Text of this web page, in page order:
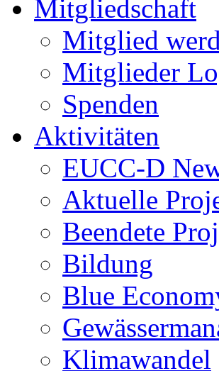
Mitgliedschaft
Mitglied
Mitglieder
Spenden
Aktivitäten
EUCC-D
Aktuelle
Beendete
Bildung
Blue
Klimawandel